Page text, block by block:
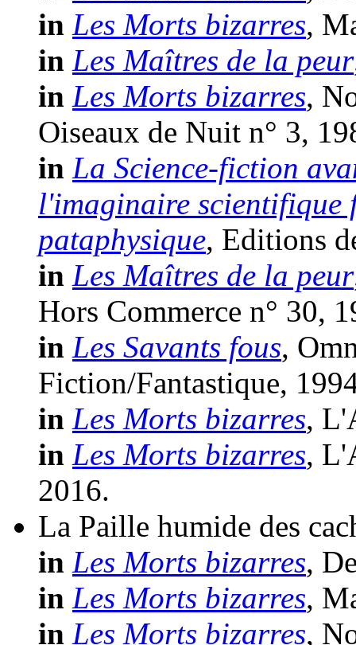
in Les Morts bizarres,
in Les Maîtres de la peur
in Les Morts bizarres,
Oiseaux de Nuit n° 3,
in La Science-fiction
l'imaginaire scientifique
pataphysique, Editions
in Les Maîtres de la peur
Hors Commerce n° 30,
in Les Savants fous,
Fiction/Fantastique,
in Les Morts bizarres,
in Les Morts bizarres,
2016.
La Paille humide des
in Les Morts bizarres,
in Les Morts bizarres,
in Les Morts bizarres,